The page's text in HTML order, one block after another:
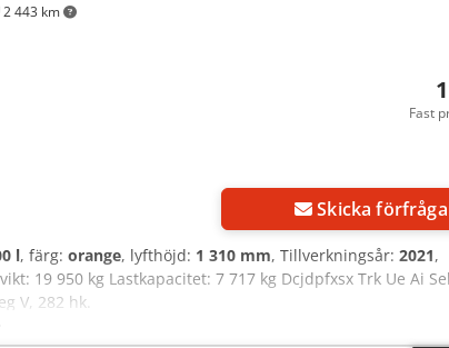
2 443 km
Fast
Skicka
l, färg: orange, lyfthöjd: 1 310 mm, Tillverkningsår: 2021,
19 950 kg Lastkapacitet: 7 717 kg Dcjdpfxsx Trk Ue Ai
V, 282 hk.